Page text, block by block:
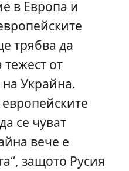
в Европа и
трябва да
тежест от
Украйна.
се чуват
вече е
защото Русия